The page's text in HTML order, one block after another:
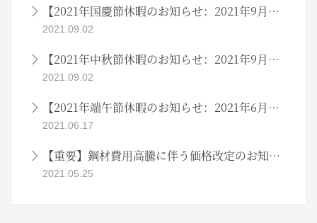
【2021年国慶節休暇のお知らせ：2021年9月吉日】
2021.09.02
【2021年中秋節休暇のお知らせ：2021年9月吉日】
2021.09.02
【2021年端午節休暇のお知らせ：2021年6月吉日】
2021.06.17
【重要】鋼材費用高騰に伴う価格改定のお知らせ
2021.05.25